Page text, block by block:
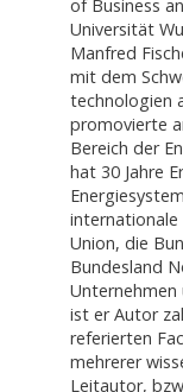
of Business
Universität
Manfred
mit dem
technologien
promovierte
Bereich der
hat 30 Jahre
internationale
Union, die
Bundesland
Unternehmen
ist er Autor
referierten
mehrerer
Leitautor,